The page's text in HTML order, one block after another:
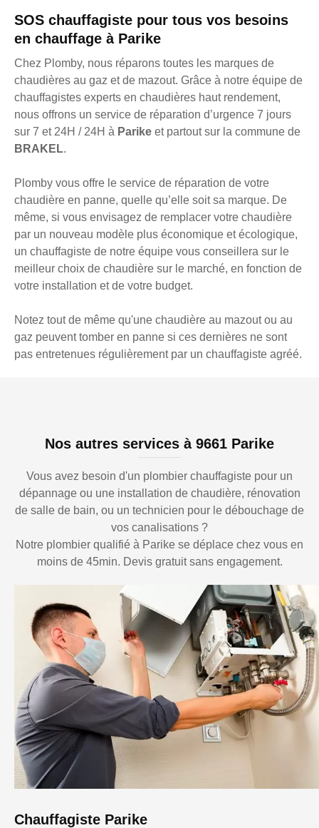
SOS chauffagiste pour tous vos besoins
en chauffage à Parike
Chez Plomby, nous réparons toutes les marques de
chaudières au gaz et de mazout. Grâce à notre équipe de
chauffagistes experts en chaudières haut rendement,
nous offrons un service de réparation d’urgence 7 jours
sur 7 et 24H / 24H à Parike et partout sur la commune de
BRAKEL.
Plomby vous offre le service de réparation de votre
chaudière en panne, quelle qu’elle soit sa marque. De
même, si vous envisagez de remplacer votre chaudière
par un nouveau modèle plus économique et écologique,
un chauffagiste de notre équipe vous conseillera sur le
meilleur choix de chaudière sur le marché, en fonction de
votre installation et de votre budget.
Notez tout de même qu'une chaudière au mazout ou au
gaz peuvent tomber en panne si ces dernières ne sont
pas entretenues régulièrement par un chauffagiste agréé.
Nos autres services à 9661 Parike
Vous avez besoin d'un plombier chauffagiste pour un
dépannage ou une installation de chaudière, rénovation
de salle de bain, ou un technicien pour le débouchage de
vos canalisations ?
Notre plombier qualifié à Parike se déplace chez vous en
moins de 45min. Devis gratuit sans engagement.
Chauffagiste Parike